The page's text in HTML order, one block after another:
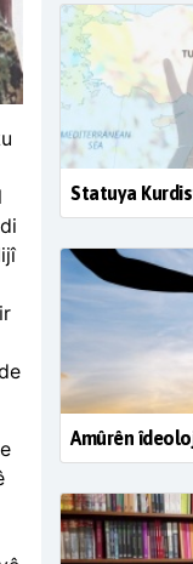
Statuya
Amûrên